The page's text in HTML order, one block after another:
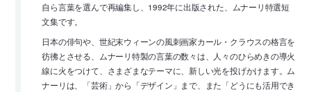
自ら言葉を選んで再編集し、1992年に出版された、ムナーリ特選短
文集です。
日本の俳句や、世紀末ウィーンの風刺画家カール・クラウスの格言を
彷彿とさせる、ムナーリ特製の言葉の数々は、人々のひらめきの導火
線に火をつけて、さまざまなテーマに、新しい光を投げかけます。ム
ナーリは、「芸術」から「デザイン」まで、また「どうにも活用でき